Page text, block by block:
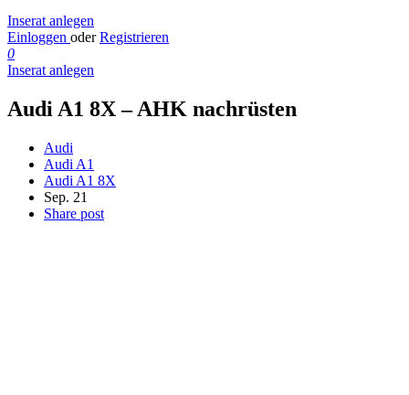
Inserat anlegen
Einloggen oder Registrieren
0
Inserat anlegen
Audi A1 8X – AHK nachrüsten
Audi
Audi A1
Audi A1 8X
Sep. 21
Share post